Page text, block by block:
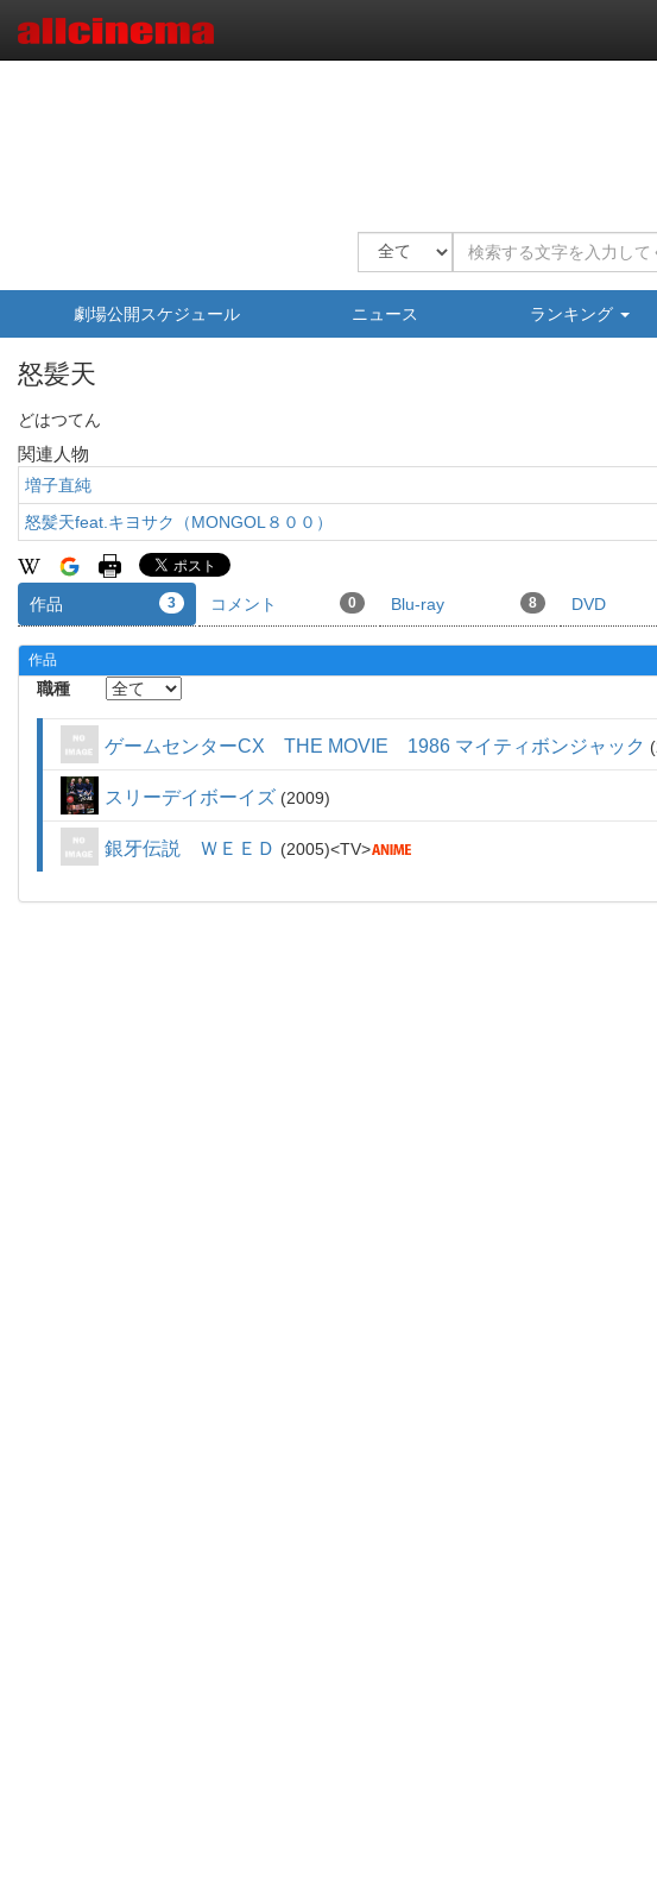
劇場公開スケジュール ニュース ランキング
怒髪天
どはつてん
関連人物
増子直純
怒髪天feat.キヨサク（MONGOL８００）
作品 3 コメント 0 Blu-ray 8 DVD
作品
職種
ゲームセンターCX THE MOVIE 1986 マイティボンジャック
スリーデイボーイズ 2009
銀牙伝説 ＷＥＥＤ 2005 TV